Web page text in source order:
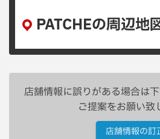
PATCHEの周辺地
店舗情報に誤りがある場合は
ご提案をお願い致
店舗情報の訂